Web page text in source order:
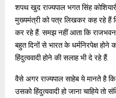
शपथ खुद राज्यपाल भगत सिंह
मुख्यमंत्री को पत्र लिखकर कह रहे हैं
कर रहे हैं. समझ नहीं आता कि
बहुत दिनों से भारत के धर्मनिरपेक्ष होने
हिंदुत्ववादी होने की सलाह भी दे रहे हैं.
वैसे अगर राज्यपाल साहेब ये मानते है कि
उसको हिंदुत्ववादी हो जाना चाहिये